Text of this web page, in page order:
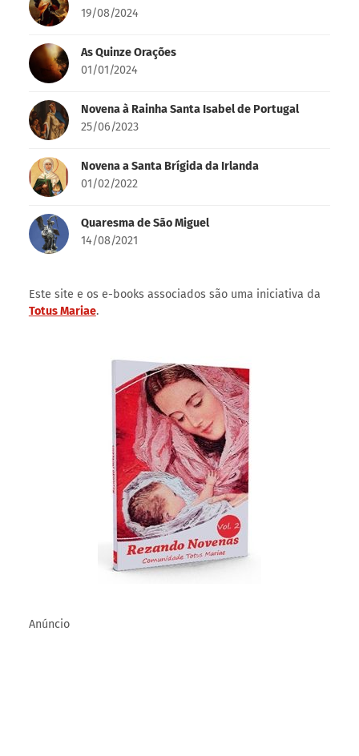
Search
for:
Novidades
Novena a Nossa Senhora Desatadora dos Nós
19/08/2024
As Quinze Orações
01/01/2024
Novena à Rainha Santa Isabel de Portugal
25/06/2023
Novena a Santa Brígida da Irlanda
01/02/2022
14/08/2021
Este site e os e-books associados são uma iniciativa da